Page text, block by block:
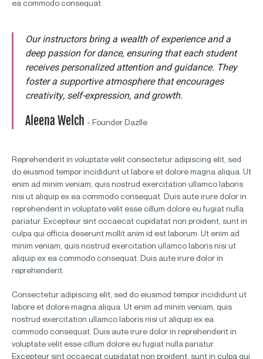
ea commodo consequat.
Our instructors bring a wealth of experience and a
deep passion for dance, ensuring that each student
receives personalized attention and guidance. They
foster a supportive atmosphere that encourages
creativity, self-expression, and growth.
Aleena Welch - Founder Dazlle
Reprehenderit in voluptate velit consectetur adipiscing elit, sed
do eiusmod tempor incididunt ut labore et dolore magna aliqua. Ut
enim ad minim veniam, quis nostrud exercitation ullamco laboris
nisi ut aliquip ex ea commodo consequat. Duis aute irure dolor in
reprehenderit in voluptate velit esse cillum dolore eu fugiat nulla
pariatur. Excepteur sint occaecat cupidatat non proident, sunt in
culpa qui officia deserunt mollit anim id est laborum. Ut enim ad
minim veniam, quis nostrud exercitation ullamco laboris nisi ut
aliquip ex ea commodo consequat. Duis aute irure dolor in
reprehenderit.
Consectetur adipiscing elit, sed do eiusmod tempor incididunt ut
labore et dolore magna aliqua. Ut enim ad minim veniam, quis
nostrud exercitation ullamco laboris nisi ut aliquip ex ea
commodo consequat. Duis aute irure dolor in reprehenderit in
voluptate velit esse cillum dolore eu fugiat nulla pariatur.
Excepteur sint occaecat cupidatat non proident, sunt in culpa qui